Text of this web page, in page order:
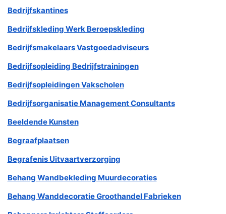
Bedrijfskantines
Bedrijfskleding Werk Beroepskleding
Bedrijfsmakelaars Vastgoedadviseurs
Bedrijfsopleiding Bedrijfstrainingen
Bedrijfsopleidingen Vakscholen
Bedrijfsorganisatie Management Consultants
Beeldende Kunsten
Begraafplaatsen
Begrafenis Uitvaartverzorging
Behang Wandbekleding Muurdecoraties
Behang Wanddecoratie Groothandel Fabrieken